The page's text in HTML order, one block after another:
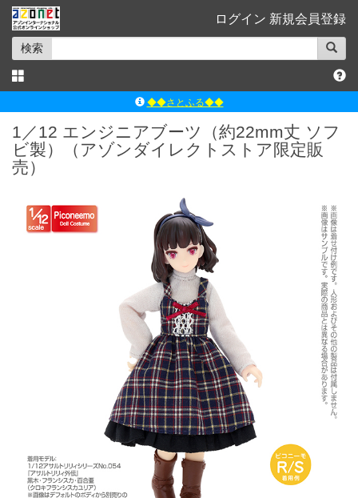
ログイン 新規会員登録
検索
◆◆さとふる◆◆
ｱｿﾞﾝﾚｰﾍﾞﾙｼｮｯﾌﾟ楽天市場店
アゾンダイレクトストア
よくあるご質問（Q&A）
1／12 エンジニアブーツ（約22mm丈 ソフ
ビ製）（アゾンダイレクトストア限定販
売）